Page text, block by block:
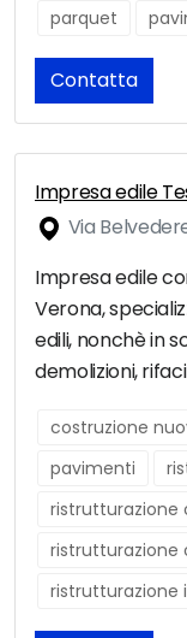
parquet
Contatta
Impresa edile
Via
Impresa edile
Verona,
edili, nonchè in
demolizioni,
costruzione
pavimenti
ristrutturazione
ristrutturazione
ristrutturazione